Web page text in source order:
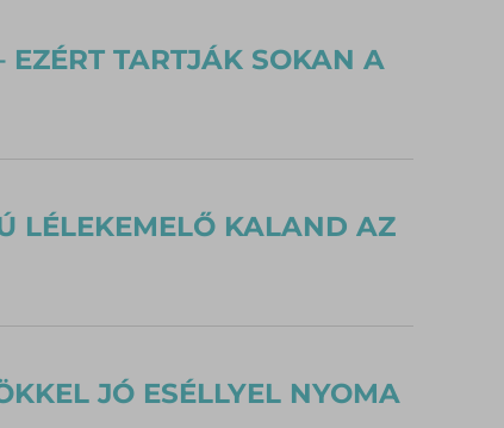
EZÉRT TARTJÁK SOKAN A
LÉLEKEMELŐ KALAND AZ
JÓ ESÉLLYEL NYOMA